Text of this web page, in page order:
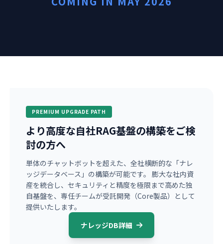
PREMIUM UPGRADE PATH
より高度な自社RAG基盤の構築をご検
討の方へ
単体のチャットボットを超えた、全社横断的な「ナレ
ッジデータベース」の構築が可能です。 膨大な社内資
産を統合し、セキュリティと精度を極限まで高めた独
自基盤を、専任チームが受託開発（Core製品）として
提供いたします。
ナレッジDB詳細